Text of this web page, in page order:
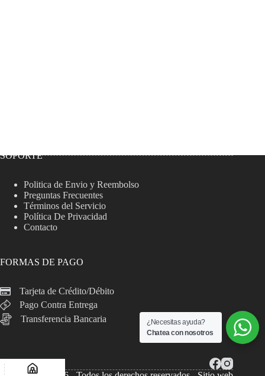
SOPORTE
Politica de Envio y Reembolso
Preguntas Frecuentes
Términos del Servicio
Política De Privacidad
Contacto
FORMAS DE PAGO
Tarjeta de Crédito/Débito
Pago Contra Entrega
Transferencia Bancaria
¿Necesitas ayuda?
Chatea con nosotros